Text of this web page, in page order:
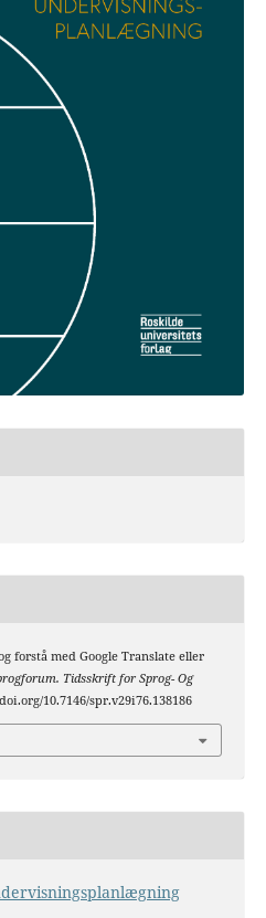
forstå med Google Translate eller
Tidsskrift for Sprog- Og
10.7146/spr.v29i76.138186